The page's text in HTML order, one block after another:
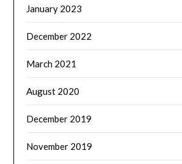
January 2023
December 2022
March 2021
August 2020
December 2019
November 2019